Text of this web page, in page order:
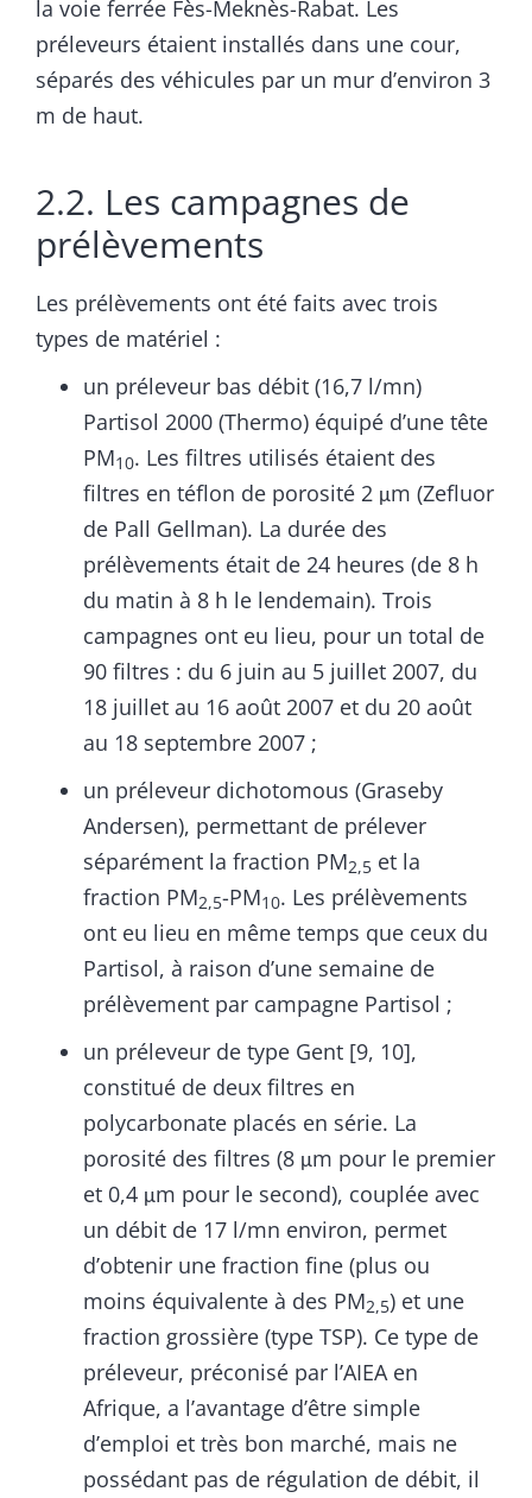
la voie ferrée Fès-Meknès-Rabat. Les
préleveurs étaient installés dans une cour,
séparés des véhicules par un mur d’environ 3
m de haut.
2.2. Les campagnes de
prélèvements
Les prélèvements ont été faits avec trois
types de matériel :
un préleveur bas débit (16,7 l/mn)
Partisol 2000 (Thermo) équipé d’une tête
PM10. Les filtres utilisés étaient des
filtres en téflon de porosité 2 μm (Zefluor
de Pall Gellman). La durée des
prélèvements était de 24 heures (de 8 h
du matin à 8 h le lendemain). Trois
campagnes ont eu lieu, pour un total de
90 filtres : du 6 juin au 5 juillet 2007, du
18 juillet au 16 août 2007 et du 20 août
au 18 septembre 2007 ;
un préleveur dichotomous (Graseby
Andersen), permettant de prélever
séparément la fraction PM2,5 et la
fraction PM2,5-PM10. Les prélèvements
ont eu lieu en même temps que ceux du
Partisol, à raison d’une semaine de
prélèvement par campagne Partisol ;
un préleveur de type Gent [9, 10],
constitué de deux filtres en
polycarbonate placés en série. La
porosité des filtres (8 μm pour le premier
et 0,4 μm pour le second), couplée avec
un débit de 17 l/mn environ, permet
d’obtenir une fraction fine (plus ou
moins équivalente à des PM2,5) et une
fraction grossière (type TSP). Ce type de
préleveur, préconisé par l’AIEA en
Afrique, a l’avantage d’être simple
d’emploi et très bon marché, mais ne
possédant pas de régulation de débit, il